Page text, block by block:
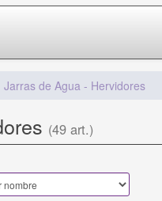
Jarras de Agua - Hervidores
(49 art.)